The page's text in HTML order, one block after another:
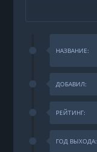
НАЗВАНИЕ:
ДОБАВИЛ:
РЕЙТИНГ:
ГОД ВЫХОДА: